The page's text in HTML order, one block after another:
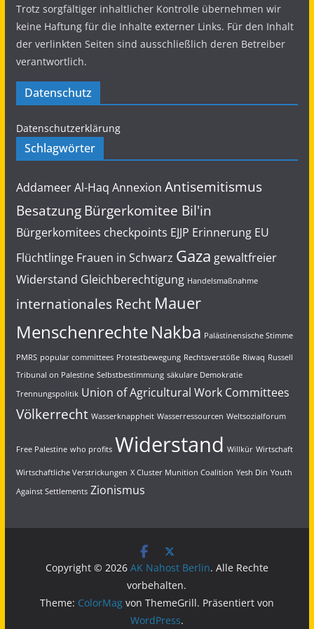
Load More...
Trotz sorgfältiger inhaltlicher Kontrolle übernehmen wir
keine Haftung für die Inhalte externer Links. Für den Inhalt
der verlinkten Seiten sind ausschließlich deren Betreiber
verantwortlich.
Datenschutz
Datenschutzerklärung
Schlagwörter
AddameerAl-Haq Annexion Antisemitismus
BesatzungBürgerkomitee Bil'in
Bürgerkomitees checkpoints EJJP Erinnerung EU
Flüchtlinge Frauen in Schwarz Gaza gewaltfreier
Widerstand Gleichberechtigung Handelsmaßnahme
internationales Recht Mauer
MenschenrechteNakba Palästinensische Stimme
PMRS popular committees Protestbewegung Rechtsverstöße Riwaq Russell
Tribunal on Palestine Selbstbestimmung säkulare Demokratie
Trennungspolitik Union of Agricultural Work Committees
Völkerrecht Wasserknappheit Wasserressourcen Weltsozialforum
Free Palestine who profits Widerstand Willkür Wirtschaft
Wirtschaftliche Verstrickungen X Cluster Munition Coalition Yesh Din Youth
Against Settlements Zionismus
Copyright © 2026 AK Nahost Berlin. Alle Rechte
vorbehalten.
Theme: ColorMagvon ThemeGrill. Präsentiert von
WordPress.